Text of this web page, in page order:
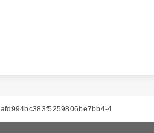
4